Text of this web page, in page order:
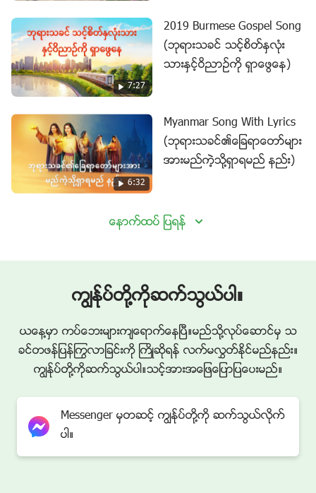
န္မ်ားတြင္၊ သူမ၏ ရာထူးအဆင့္အတန္းကို ေနာက္ထပ္
အာ႐ုံမစိုက္ေတာ့ဘဲ၊ သမၼာတရားကို ႏွိမ့္ခ်ေသာအျပဳအမူျဖ
င့္ ရွာေဖြေလသည္။ ေနာက္ဆုံးတြင္ ဘုရားသခင္၏ တရားစီ
ရင္ျခင္းႏွင့္ ျပစ္တင္ဆုံးမျခင္းတို႔သည္ လူသားမ်ိဳးႏြယ္အတြ
က္ သူ၏ အႀကီးမားဆုံးေသာ ခ်စ္ျခင္းေမတၱာႏွင့္ ကြယ္ကာမႈ
တို႔ျဖစ္သည္ကို သူမ အမွန္တကယ္ ေတြ႕ႀကဳံခံစားရေလသ
7:27
2019 Burmese Gospel Song
(ဘုရားသခင္ သင့္စိတ္ႏွလုံး
သားႏွင့္ဝိညာဥ္ကို ရွာေဖြေန)
6:32
Myanmar Song With Lyrics
(ဘုရားသခင္၏ေျခရာေတာ္မ်ား
အားမည္ကဲ့သို႔ရွာရမည္ နည္း)
ေနာက္ထပ္ ျပရန္
ကြၽန္ုပ္တို႔ကိုဆက္သြယ္ပါ။
ယေန႔မွာ ကပ္ေဘးမ်ားက်ေရာက္ေနၿပီ။မည္သို႔လုပ္ေဆာင္မွ သ
ခင္တဖန္ျပန္ႂကြလာျခင္းကို ႀကိဳဆိုရန္ လက္မလႊတ္ႏိုင္မည္နည္း။
ကြၽန္ုပ္တို႔ကိုဆက္သြယ္ပါ။သင့္အားအေျဖေျပာျပေပးမည္။
Messenger မွတဆင့္ ကြၽန္ုပ္တို႔ကို ဆက္သြယ္လိုက္
ပါ။